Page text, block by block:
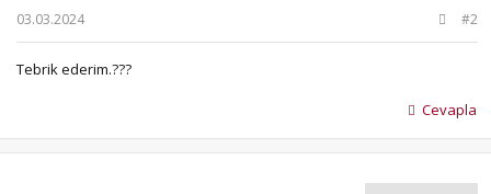
03.03.2024 #2
Tebrik ederim.???
Cevapla